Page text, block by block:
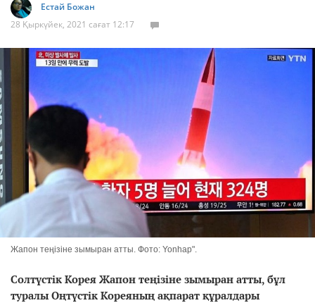
Естай Божан
28 Қыркүйек, 2021 сағат 12:17
Жапон теңізіне зымыран атты. Фото: Yonhap".
Солтүстік Корея Жапон теңізіне зымыран атты, бұл
туралы Оңтүстік Кореяның ақпарат құралдары